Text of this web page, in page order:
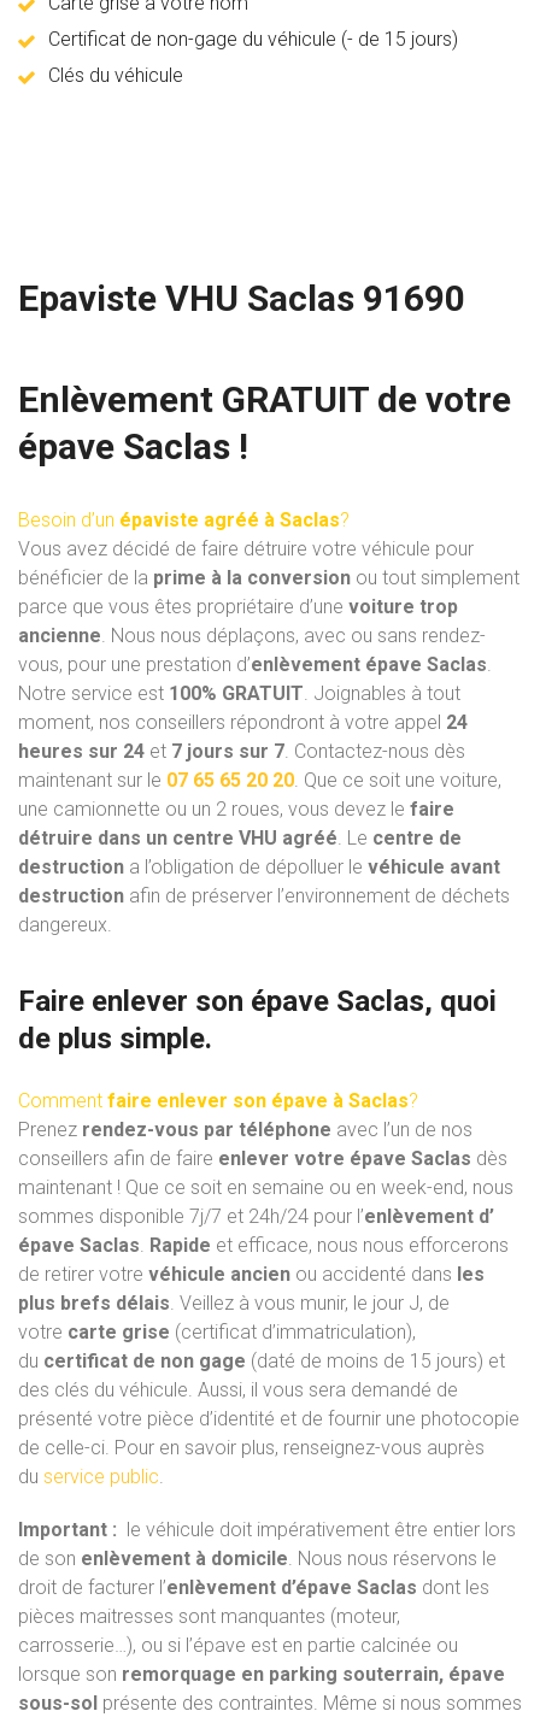
Certificat de non-gage du véhicule (- de 15 jours)
Clés du véhicule
Epaviste VHU Saclas 91690
Enlèvement GRATUIT de votre
épave Saclas !
Besoin d’un épaviste agréé à Saclas?
Vous avez décidé de faire détruire votre véhicule pour
bénéficier de la prime à la conversion ou tout simplement
parce que vous êtes propriétaire d’une voiture trop
ancienne. Nous nous déplaçons, avec ou sans rendez-
vous, pour une prestation d’enlèvement épave Saclas.
Notre service est 100% GRATUIT. Joignables à tout
moment, nos conseillers répondront à votre appel 24
heures sur 24 et 7 jours sur 7. Contactez-nous dès
maintenant sur le 07 65 65 20 20. Que ce soit une voiture,
une camionnette ou un 2 roues, vous devez le faire
détruire dans un centre VHU agréé. Le centre de
destruction a l’obligation de dépolluer le véhicule avant
destruction afin de préserver l’environnement de déchets
dangereux.
Faire enlever son épave Saclas, quoi
de plus simple.
Comment faire enlever son épave à Saclas?
Prenez rendez-vous par téléphone avec l’un de nos
conseillers afin de faire enlever votre épave Saclas dès
maintenant ! Que ce soit en semaine ou en week-end, nous
sommes disponible 7j/7 et 24h/24 pour l’enlèvement d’
épave Saclas. Rapide et efficace, nous nous efforcerons
de retirer votre véhicule ancien ou accidenté dans les
plus brefs délais. Veillez à vous munir, le jour J, de
votre carte grise (certificat d’immatriculation),
du certificat de non gage (daté de moins de 15 jours) et
des clés du véhicule. Aussi, il vous sera demandé de
présenté votre pièce d’identité et de fournir une photocopie
de celle-ci. Pour en savoir plus, renseignez-vous auprès
du service public.
Important : le véhicule doit impérativement être entier lors
de son enlèvement à domicile. Nous nous réservons le
droit de facturer l’enlèvement d’épave Saclas dont les
pièces maitresses sont manquantes (moteur,
carrosserie…), ou si l’épave est en partie calcinée ou
lorsque son remorquage en parking souterrain, épave
sous-sol présente des contraintes. Même si nous sommes